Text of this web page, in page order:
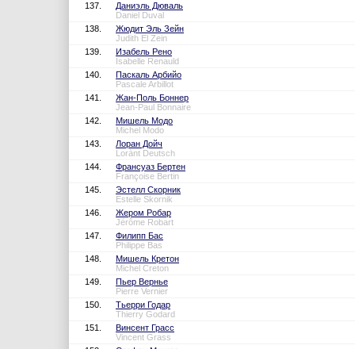
137.
Даниэль Дюваль
Daniel Duval
138.
Жюдит Эль Зейн
Judith El Zein
139.
Изабель Рено
Isabelle Renauld
140.
Паскаль Арбийо
Pascale Arbillot
141.
Жан-Поль Боннер
Jean-Paul Bonnaire
142.
Мишель Модо
Michel Modo
143.
Лоран Дойч
Lorànt Deutsch
144.
Франсуаз Бертен
Françoise Bertin
145.
Эстелл Скорник
Estelle Skornik
146.
Жером Робар
Jérôme Robart
147.
Филипп Бас
Philippe Bas
148.
Мишель Кретон
Michel Creton
149.
Пьер Вернье
Pierre Vernier
150.
Тьерри Годар
Thierry Godard
151.
Винсент Грасс
Vincent Grass